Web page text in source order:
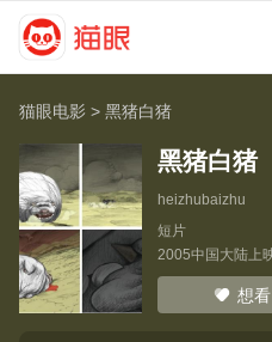
猫眼电影 >黑猪白猪
黑猪白猪
heizhubaizhu
短片
2005中国大陆上
想看